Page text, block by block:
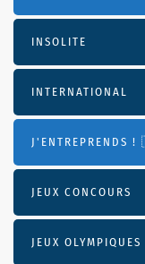
INSOLITE
INTERNATIONAL
J'ENTREPRENDS
JEUX CONCOURS
JEUX OLYMPIQUES